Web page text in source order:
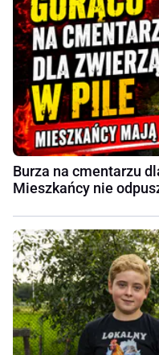
Burza na cmentarzu
Mieszkańcy nie